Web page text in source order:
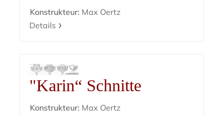
Konstrukteur: Max Oertz
Details
"Karin“ Schnitte
Konstrukteur: Max Oertz